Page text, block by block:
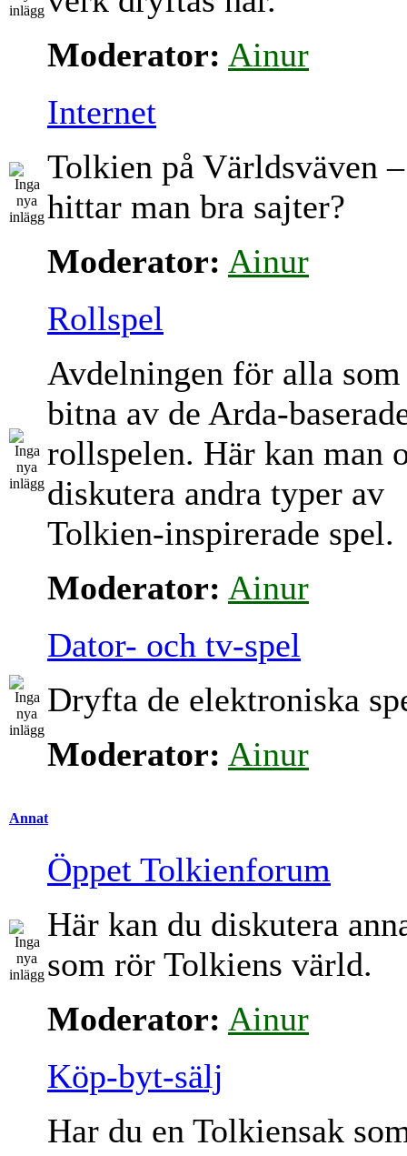
Moderator: Ainur
Internet
Tolkien på Världsväven
hittar man bra sajter?
Moderator: Ainur
Rollspel
Avdelningen för alla
bitna av de Arda-
rollspelen. Här kan man
diskutera andra typer av
Tolkien-inspirerade spel.
Moderator: Ainur
Dator- och tv-spel
Dryfta de elektroniska
Moderator: Ainur
Annat
Öppet Tolkienforum
Här kan du diskutera
som rör Tolkiens värld.
Moderator: Ainur
Köp-byt-sälj
Har du en Tolkiensak